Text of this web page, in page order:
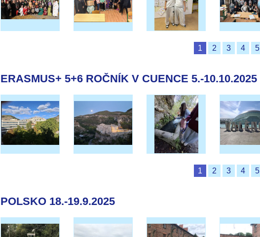
1 2 3 4 5
ERASMUS+ 5+6 ROČNÍK V CUENCE 5.-10.10.2025
1 2 3 4 5
POLSKO 18.-19.9.2025